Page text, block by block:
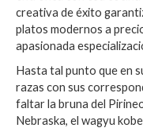
creativa de éxito
platos modernos a
apasionada
Hasta tal punto que en
razas con sus
faltar la bruna del
Nebraska, el wagyu